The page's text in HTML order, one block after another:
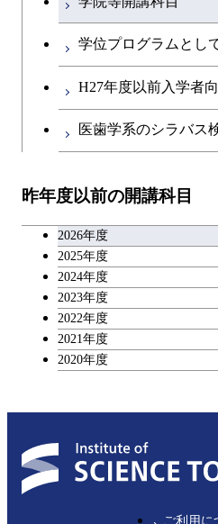
人間医
物質
知能情
エネル
人間医
物質・
超スマ
物質・
コース
都市・
超スマ
コース
都市・
開閉
エネル
エネル
エンジ
原子核
物質・
社会・
超スマ
イノベーショ
イノベ
人間医
技術経営専門
開閉
技術経
専門科目
英語科目
第二外国語科
キャリア科目
学位プログラムとし
H27年度以前入学者
医歯学系のシラバス
昨年度以前の開講科目
2026年度
2025年度
2024年度
2023年度
2022年度
2021年度
2020年度
ご利用に